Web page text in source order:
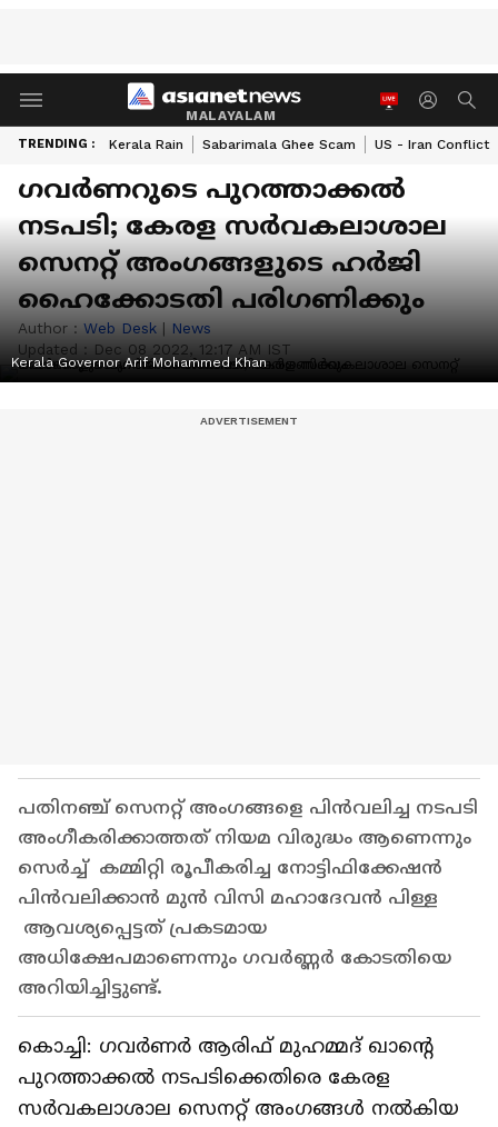
MALAYALAM
TRENDING : Kerala Rain Sabarimala Ghee Scam US - Iran Conflict
ഗവര്‍ണറുടെ പുറത്താക്കല്‍
നടപടി; കേരള സർവകലാശാല
സെനറ്റ് അംഗങ്ങളുടെ ഹര്‍ജി
ഹൈക്കോടതി പരിഗണിക്കും
Author : Web Desk | News
Updated : Dec 08 2022, 12:17 AM IST
Kerala Governor Arif Mohammed Khan
പതിന‌ഞ്ച് സെനറ്റ് അംഗങ്ങളെ പിൻവലിച്ച നടപടി
അംഗീകരിക്കാത്തത് നിയമ വിരുദ്ധം ആണെന്നും
സെർച്ച് കമ്മിറ്റി രൂപീകരിച്ച നോട്ടിഫിക്കേഷൻ
പിൻവലിക്കാൻ മുൻ വിസി മഹാദേവൻ പിള്ള
ആവശ്യപ്പെട്ടത് പ്രകടമായ
അധിക്ഷേപമാണെന്നും ഗവർണ്ണർ കോടതിയെ
അറിയിച്ചിട്ടുണ്ട്.
കൊച്ചി: ഗവർണര്‍ ആരിഫ് മുഹമ്മദ് ഖാന്‍റെ
പുറത്താക്കല്‍ നടപടിക്കെതിരെ കേരള
സർവകലാശാല സെനറ്റ് അംഗങ്ങൾ നൽകിയ